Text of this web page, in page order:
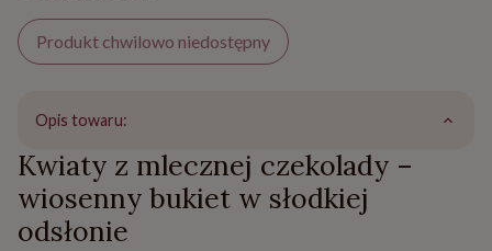
Produkt chwilowo niedostępny
Opis towaru:
Kwiaty z mlecznej czekolady –
wiosenny bukiet w słodkiej
odsłonie